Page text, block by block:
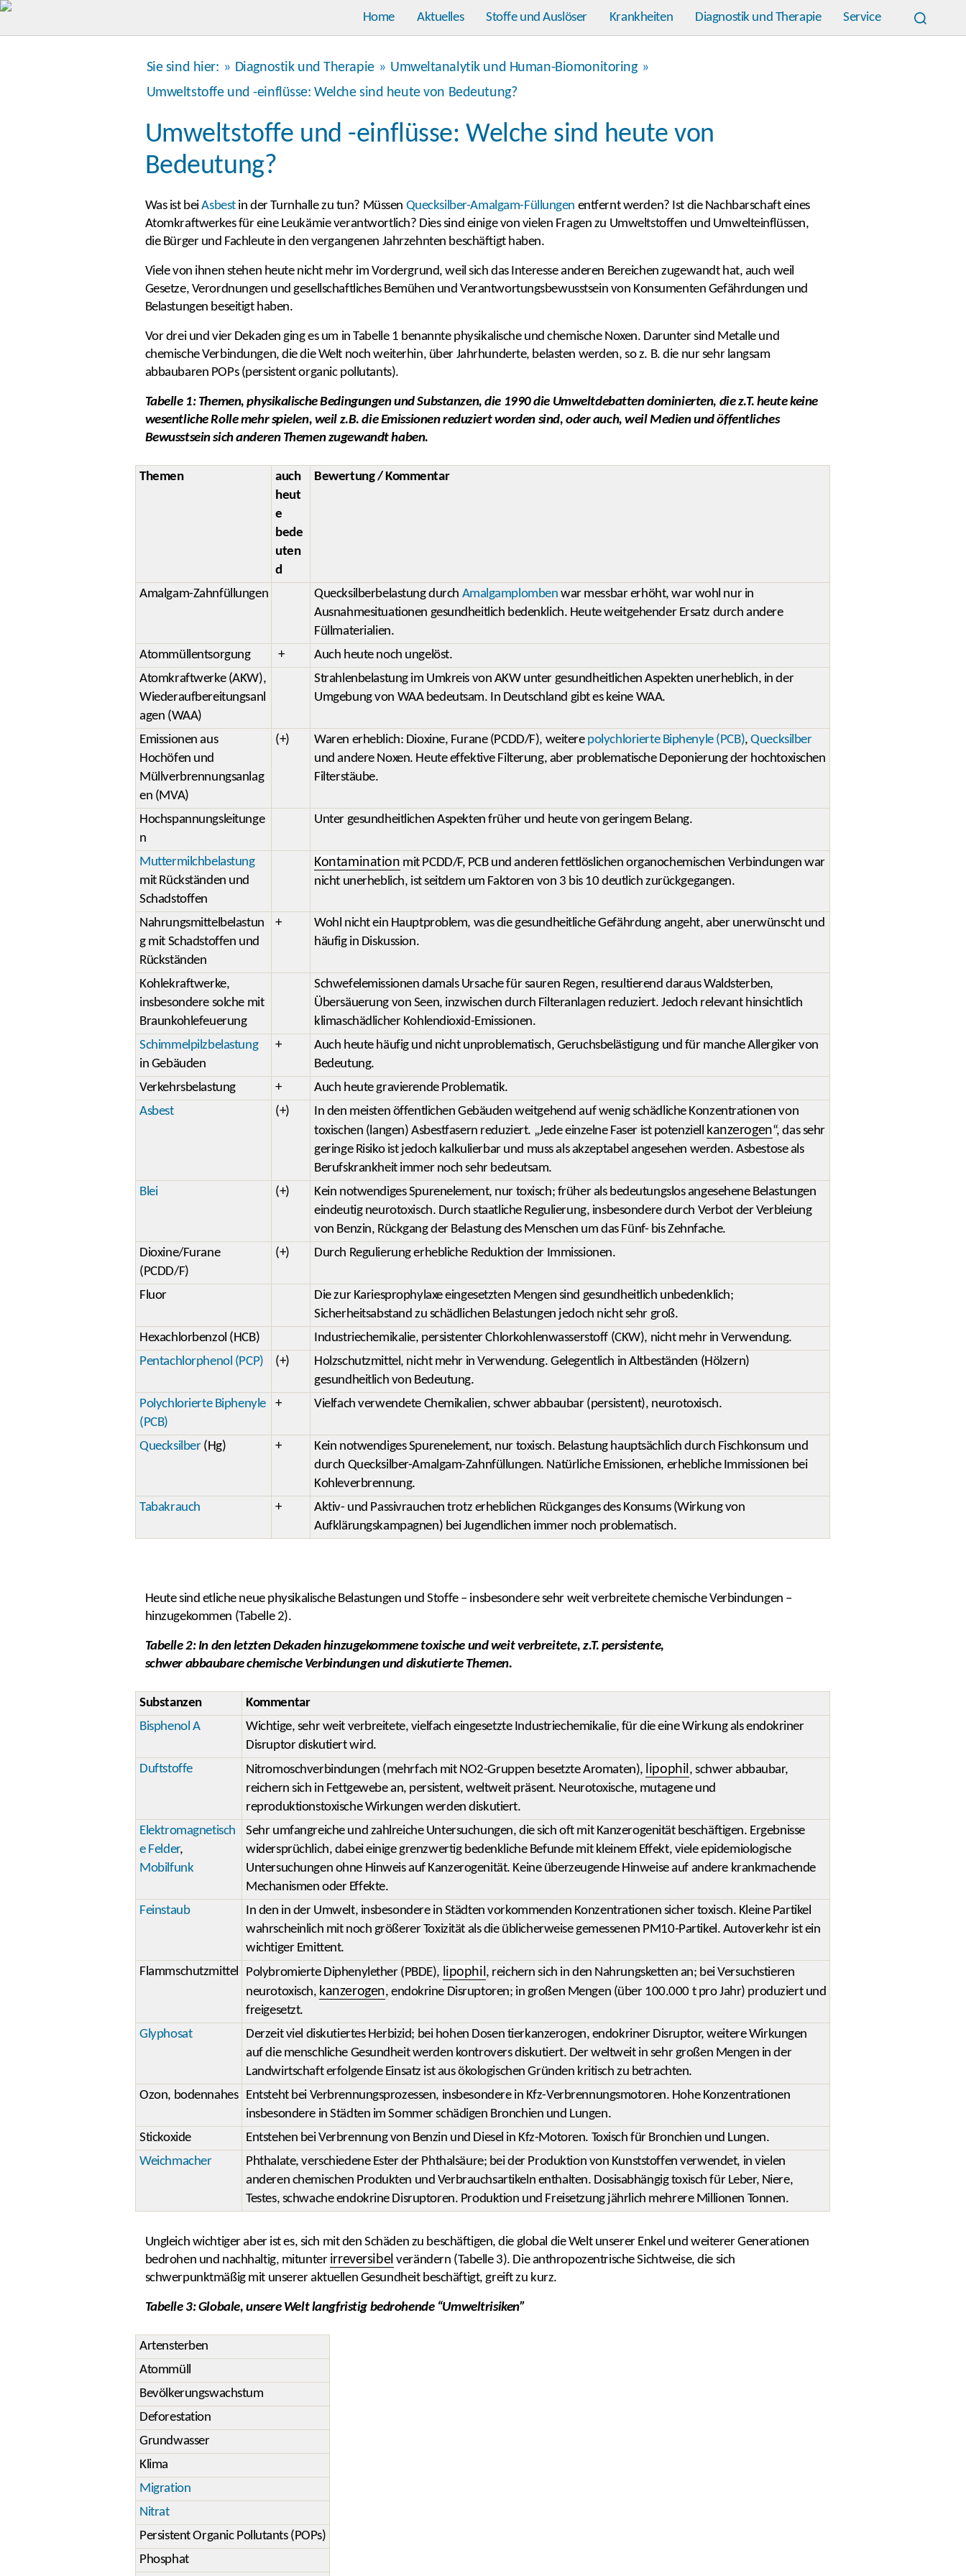
Home Aktuelles Stoffe und Auslöser Krankheiten Diagnostik und Therapie Service
Sie sind hier: » Diagnostik und Therapie » Umweltanalytik und Human-Biomonitoring »
Umweltstoffe und -einflüsse: Welche sind heute von Bedeutung?
Umweltstoffe und -einflüsse: Welche sind heute von
Bedeutung?
Was ist beiAsbestin der Turnhalle zu tun? Müssen Quecksilber-Amalgam-Füllungen entfernt werden? Ist die Nachbarschaft eines
Atomkraftwerkes für eine Leukämie verantwortlich? Dies sind einige von vielen Fragen zu Umweltstoffen und Umwelteinflüssen,
die Bürger und Fachleute in den vergangenen Jahrzehnten beschäftigt haben.
Viele von ihnen stehen heute nicht mehr im Vordergrund, weil sich das Interesse anderen Bereichen zugewandt hat, auch weil
Gesetze, Verordnungen und gesellschaftliches Bemühen und Verantwortungsbewusstsein von Konsumenten Gefährdungen und
Belastungen beseitigt haben.
Vor drei und vier Dekaden ging es um in Tabelle 1 benannte physikalische und chemische Noxen. Darunter sind Metalle und
chemische Verbindungen, die die Welt noch weiterhin, über Jahrhunderte, belasten werden, so z. B. die nur sehr langsam
abbaubaren POPs (persistent organic pollutants).
Tabelle 1: Themen, physikalische Bedingungen und Substanzen, die 1990 die Umweltdebatten dominierten, die z.T. heute keine
wesentliche Rolle mehr spielen, weil z.B. die Emissionen reduziert worden sind, oder auch, weil Medien und öffentliches
Bewusstsein sich anderen Themen zugewandt haben.
Themen
auch
heut
e
bede
uten
d
Bewertung / Kommentar
Amalgam-Zahnfüllungen Quecksilberbelastung durch Amalgamplomben war messbar erhöht, war wohl nur in
Ausnahmesituationen gesundheitlich bedenklich. Heute weitgehender Ersatz durch andere
Füllmaterialien.
Atommüllentsorgung
+
Auch heute noch ungelöst.
Atomkraftwerke (AKW),
Wiederaufbereitungsanl
agen (WAA)
Strahlenbelastung im Umkreis von AKW unter gesundheitlichen Aspekten unerheblich, in der
Umgebung von WAA bedeutsam. In Deutschland gibt es keine WAA.
Emissionen aus
Hochöfen und
Müllverbrennungsanlag
en (MVA)
(+) Waren erheblich: Dioxine, Furane (PCDD/F), weitere polychlorierte Biphenyle (PCB),Quecksilber
und andere Noxen. Heute effektive Filterung, aber problematische Deponierung der hochtoxischen
Filterstäube.
Hochspannungsleitunge
n
Unter gesundheitlichen Aspekten früher und heute von geringem Belang.
Muttermilchbelastung
mit Rückständen und
Schadstoffen
Kontamination mit PCDD/F, PCB und anderen fettlöslichen organochemischen Verbindungen war
nicht unerheblich, ist seitdem um Faktoren von 3 bis 10 deutlich zurückgegangen.
Nahrungsmittelbelastun
g mit Schadstoffen und
Rückständen
+
Wohl nicht ein Hauptproblem, was die gesundheitliche Gefährdung angeht, aber unerwünscht und
häufig in Diskussion.
Kohlekraftwerke,
insbesondere solche mit
Braunkohlefeuerung
Schwefelemissionen damals Ursache für sauren Regen, resultierend daraus Waldsterben,
Übersäuerung von Seen, inzwischen durch Filteranlagen reduziert. Jedoch relevant hinsichtlich
klimaschädlicher Kohlendioxid-Emissionen.
Schimmelpilzbelastung
in Gebäuden
+
Auch heute häufig und nicht unproblematisch, Geruchsbelästigung und für manche Allergiker von
Bedeutung.
Verkehrsbelastung
+
Auch heute gravierende Problematik.
Asbest
(+)
In den meisten öffentlichen Gebäuden weitgehend auf wenig schädliche Konzentrationen von
toxischen (langen) Asbestfasern reduziert. „Jede einzelne Faser ist potenziell kanzerogen“, das sehr
geringe Risiko ist jedoch kalkulierbar und muss als akzeptabel angesehen werden. Asbestose als
Berufskrankheit immer noch sehr bedeutsam.
Blei
(+)
Kein notwendiges Spurenelement, nur toxisch; früher als bedeutungslos angesehene Belastungen
eindeutig neurotoxisch. Durch staatliche Regulierung, insbesondere durch Verbot der Verbleiung
von Benzin, Rückgang der Belastung des Menschen um das Fünf- bis Zehnfache.
Dioxine/Furane
(PCDD/F)
(+) Durch Regulierung erhebliche Reduktion der Immissionen.
Fluor
Die zur Kariesprophylaxe eingesetzten Mengen sind gesundheitlich unbedenklich;
Sicherheitsabstand zu schädlichen Belastungen jedoch nicht sehr groß.
Hexachlorbenzol (HCB)
Industriechemikalie, persistenter Chlorkohlenwasserstoff (CKW), nicht mehr in Verwendung.
Pentachlorphenol (PCP)
(+)
Holzschutzmittel, nicht mehr in Verwendung. Gelegentlich in Altbeständen (Hölzern)
gesundheitlich von Bedeutung.
Polychlorierte Biphenyle
(PCB)
+ Vielfach verwendete Chemikalien, schwer abbaubar (persistent), neurotoxisch.
Quecksilber(Hg) +
Kein notwendiges Spurenelement, nur toxisch. Belastung hauptsächlich durch Fischkonsum und
durch Quecksilber-Amalgam-Zahnfüllungen. Natürliche Emissionen, erhebliche Immissionen bei
Kohleverbrennung.
Tabakrauch
+
Aktiv- und Passivrauchen trotz erheblichen Rückganges des Konsums (Wirkung von
Aufklärungskampagnen) bei Jugendlichen immer noch problematisch.
Heute sind etliche neue physikalische Belastungen und Stoffe – insbesondere sehr weit verbreitete chemische Verbindungen –
hinzugekommen (Tabelle 2).
Tabelle 2: In den letzten Dekaden hinzugekommene toxische und weit verbreitete, z.T. persistente,
schwer abbaubare chemische Verbindungen und diskutierte Themen.
Substanzen
Kommentar
Bisphenol A
Wichtige, sehr weit verbreitete, vielfach eingesetzte Industriechemikalie, für die eine Wirkung als endokriner
Disruptor diskutiert wird.
Duftstoffe
Nitromoschverbindungen (mehrfach mit NO2-Gruppen besetzte Aromaten), lipophil, schwer abbaubar,
reichern sich in Fettgewebe an, persistent, weltweit präsent. Neurotoxische, mutagene und
reproduktionstoxische Wirkungen werden diskutiert.
Elektromagnetisch
e Felder,
Mobilfunk
Sehr umfangreiche und zahlreiche Untersuchungen, die sich oft mit Kanzerogenität beschäftigen. Ergebnisse
widersprüchlich, dabei einige grenzwertig bedenkliche Befunde mit kleinem Effekt, viele epidemiologische
Untersuchungen ohne Hinweis auf Kanzerogenität. Keine überzeugende Hinweise auf andere krankmachende
Mechanismen oder Effekte.
Feinstaub
In den in der Umwelt, insbesondere in Städten vorkommenden Konzentrationen sicher toxisch. Kleine Partikel
wahrscheinlich mit noch größerer Toxizität als die üblicherweise gemessenen PM10-Partikel. Autoverkehr ist ein
wichtiger Emittent.
Flammschutzmittel
Polybromierte Diphenylether (PBDE), lipophil, reichern sich in den Nahrungsketten an; bei Versuchstieren
neurotoxisch, kanzerogen, endokrine Disruptoren; in großen Mengen (über 100.000 t pro Jahr) produziert und
freigesetzt.
Glyphosat
Derzeit viel diskutiertes Herbizid; bei hohen Dosen tierkanzerogen, endokriner Disruptor, weitere Wirkungen
auf die menschliche Gesundheit werden kontrovers diskutiert. Der weltweit in sehr großen Mengen in der
Landwirtschaft erfolgende Einsatz ist aus ökologischen Gründen kritisch zu betrachten.
Ozon, bodennahes
Entsteht bei Verbrennungsprozessen, insbesondere in Kfz-Verbrennungsmotoren. Hohe Konzentrationen
insbesondere in Städten im Sommer schädigen Bronchien und Lungen.
Stickoxide
Entstehen bei Verbrennung von Benzin und Diesel in Kfz-Motoren. Toxisch für Bronchien und Lungen.
Weichmacher
Phthalate, verschiedene Ester der Phthalsäure; bei der Produktion von Kunststoffen verwendet, in vielen
anderen chemischen Produkten und Verbrauchsartikeln enthalten. Dosisabhängig toxisch für Leber, Niere,
Testes, schwache endokrine Disruptoren. Produktion und Freisetzung jährlich mehrere Millionen Tonnen.
Ungleich wichtiger aber ist es, sich mit den Schäden zu beschäftigen, die global die Welt unserer Enkel und weiterer Generationen
bedrohen und nachhaltig, mitunter irreversibel verändern (Tabelle 3). Die anthropozentrische Sichtweise, die sich
schwerpunktmäßig mit unserer aktuellen Gesundheit beschäftigt, greift zu kurz.
Tabelle 3: Globale, unsere Welt langfristig bedrohende “Umweltrisiken”
Artensterben
Atommüll
Bevölkerungswachstum
Deforestation
Grundwasser
Klima
Migration
Nitrat
Persistent Organic Pollutants (POPs)
Phosphat